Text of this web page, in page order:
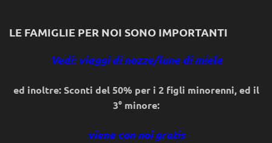
LE FAMIGLIE PER NOI SONO IMPORTANTI
Vedi: viaggi di nozze/lune di miele
ed inoltre: Sconti del 50% per i 2 figli minorenni, ed il
3° minore:
viene con noi gratis